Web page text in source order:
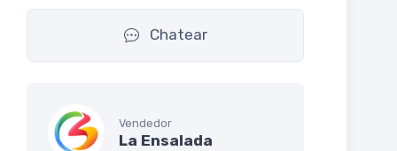
Chatear
Vendedor
La Ensalada